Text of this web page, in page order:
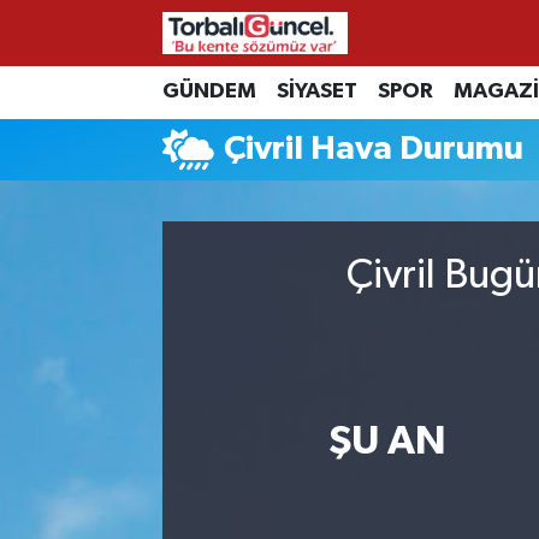
GÜNDEM SİYASET SPOR
Çivril Hava Durumu
Çivril
ŞU AN
İzmir Nöbetçi Eczaneler
İzmir Hava Durumu